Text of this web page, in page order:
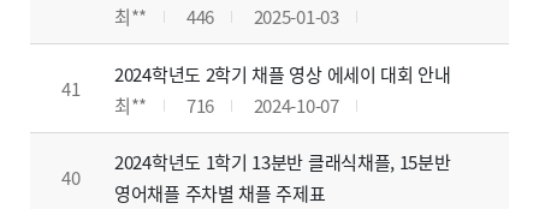
최**
446 2025-01-03
41
2024학년도 2학기 채플 영상 에세이 대회 안내
최**
716 2024-10-07
40
2024학년도 1학기 13분반 클래식채플, 15분반
영어채플 주차별 채플 주제표